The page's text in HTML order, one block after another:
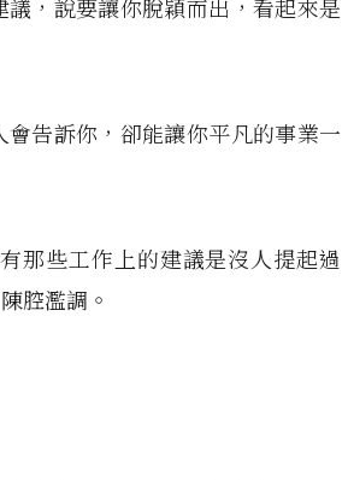
，說要讓你脫穎而出，看起來是
告訴你，卻能讓你平凡的事業一
那些工作上的建議是沒人提起過
腔濫調。